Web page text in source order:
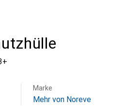
Marke
Mehr von Noreve